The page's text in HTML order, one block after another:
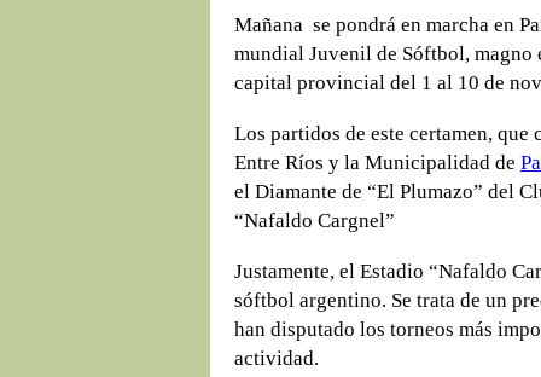
Mañana se pondrá en marcha en
mundial Juvenil de Sóftbol, magno
capital provincial del 1 al 10 de
Los partidos de este certamen,
Entre Ríos y la Municipalidad de
el Diamante de “El Plumazo” del
“Nafaldo Cargnel”
Justamente, el Estadio “Nafaldo
sóftbol argentino. Se trata de un
han disputado los torneos más
actividad.